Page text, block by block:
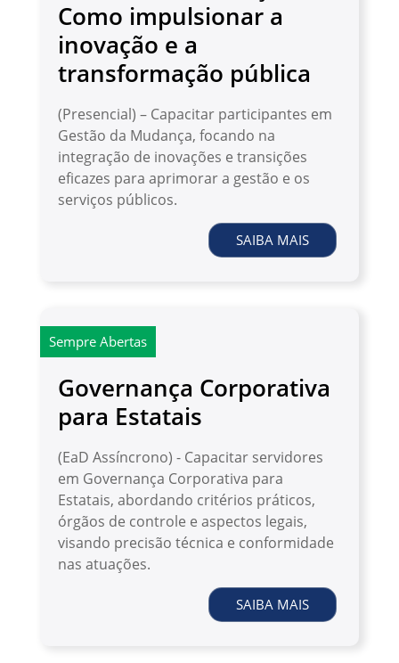
Como impulsionar a
inovação e a
transformação pública
(Presencial) – Capacitar participantes em
Gestão da Mudança, focando na
integração de inovações e transições
eficazes para aprimorar a gestão e os
serviços públicos.
SAIBA MAIS
Governança Corporativa
para Estatais
Sempre Abertas
(EaD Assíncrono) - Capacitar servidores
em Governança Corporativa para
Estatais, abordando critérios práticos,
órgãos de controle e aspectos legais,
visando precisão técnica e conformidade
nas atuações.
SAIBA MAIS